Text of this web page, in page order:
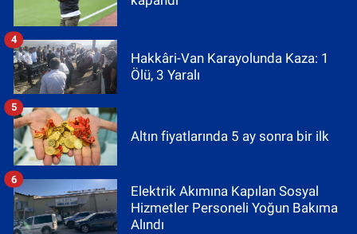
Hakkâri-Van Karayolunda Kaza: 1
Ölü, 3 Yaralı
4
Altın fiyatlarında 5 ay sonra bir ilk
5
Elektrik Akımına Kapılan Sosyal
Hizmetler Personeli Yoğun Bakıma
Alındı
6